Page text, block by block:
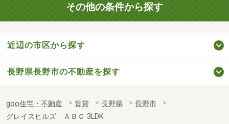
その他の条件から探す
近辺の市区から探す
長野県長野市の不動産を探す
goo住宅・不動産 賃貸 長野県
長野市
グレイスヒルズ ＡＢＣ 3LDK